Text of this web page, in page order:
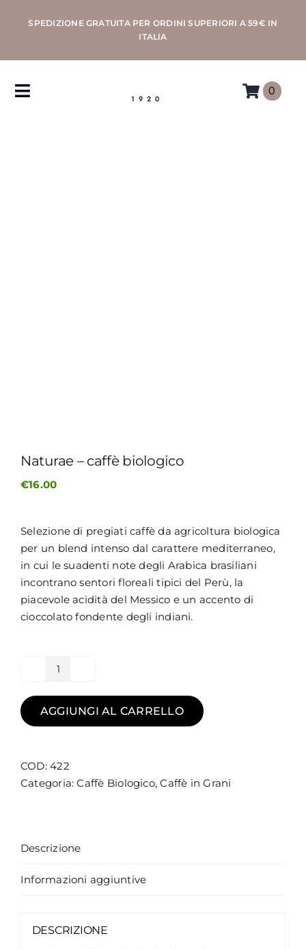
SPEDIZIONE GRATUITA PER ORDINI SUPERIORI A 59€ IN
ITALIA
1920
Toggle
0
Naturae – caffè biologico
€16.00
Selezione di pregiati caffè da agricoltura biologica
per un blend intenso dal carattere mediterraneo,
in cui le suadenti note degli Arabica brasiliani
incontrano sentori floreali tipici del Perù, la
piacevole acidità del Messico e un accento di
cioccolato fondente degli indiani.
Naturae
-
caffè
biologico
AGGIUNGI AL CARRELLO
COD:422
Categoria:Caffè Biologico,Caffè in Grani
Descrizione
Informazioni aggiuntive
DESCRIZIONE